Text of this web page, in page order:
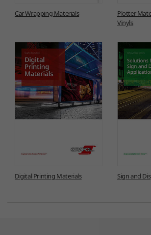
Car Wrapping Materials
Plotter
Vinyls
Digital Printing Materials Sign and